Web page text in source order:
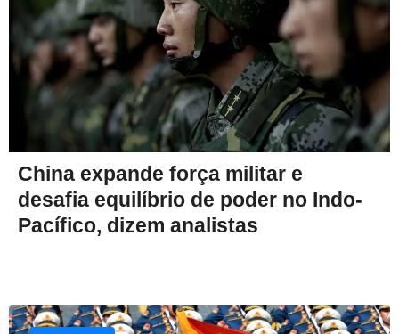
China expande força militar e
desafia equilíbrio de poder no Indo-
Pacífico, dizem analistas